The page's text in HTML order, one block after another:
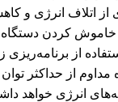
از اتلاف انرژی و
خاموش کردن دستگاه
از برنامه‌ریزی
از حداکثر توان
انرژی خواهد